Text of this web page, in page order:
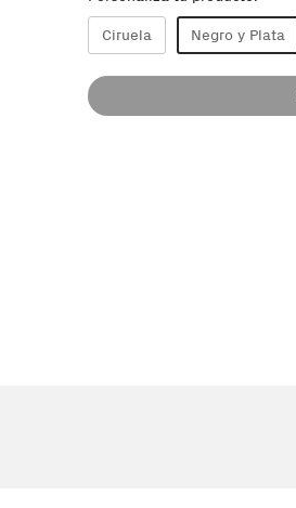
Ciruela Negro y Plata